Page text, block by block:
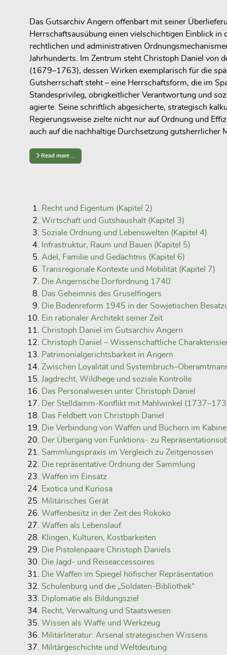
Das Gutsarchiv Angern offenbart mit seiner
Herrschaftsausübung einen vielschichtigen Einblick in
rechtlichen und administrativen
Jahrhunderts. Im Zentrum steht Christoph Daniel von
(1679–1763), dessen Wirken exemplarisch für die
Gutsherrschaft steht – eine Herrschaftsform, die im
Standesprivileg, obrigkeitlicher Verantwortung und
agierte. Seine schriftlich abgesicherte, strategisch
Regierungsweise zielte nicht nur auf Ordnung und
auch auf die nachhaltige Durchsetzung gutsherrlicher
Read more …
Recht und Eigentum (Kapitel 2)
Wirtschaft und Gutshaushalt (Kapitel 3)
Soziale Ordnung und Lebenswelten (Kapitel 4)
Infrastruktur, Raum und Bauen (Kapitel 5)
Adel, Familie und Gedächtnis (Kapitel 6)
Transregionale Kontexte und Mobilität (Kapitel 7)
Die Angernsche Dorfordnung 1740
Das Geheimnis des Gruselfingers
Die Bodenreform 1945 in der Sowjetischen
Ein rationaler Architekt seiner Zeit
Christoph Daniel im Gutsarchiv Angern
Christoph Daniel – Wissenschaftliche
Patrimonialgerichtsbarkeit in Angern
Zwischen Loyalität und
Jagdrecht, Wildhege und soziale Kontrolle
Das Personalwesen unter Christoph Daniel
Der Stelldamm-Konflikt mit Mahlwinkel
Das Feldbett von Christoph Daniel
Die Verbindung von Waffen und Büchern im
Der Übergang von Funktions- zu
Sammlungspraxis im Vergleich zu Zeitgenossen
Die repräsentative Ordnung der Sammlung
Waffen im Einsatz
Exotica und Kuriosa
Militärisches Gerät
Waffenbesitz in der Zeit des Rokoko
Waffen als Lebenslauf
Klingen, Kulturen, Kostbarkeiten
Die Pistolenpaare Christoph Daniels
Die Jagd- und Reiseaccessoires
Die Waffen im Spiegel höfischer Repräsentation
Schulenburg und die „Soldaten-Bibliothek“
Diplomatie als Bildungsziel
Recht, Verwaltung und Staatswesen
Wissen als Waffe und Werkzeug
Militärliteratur: Arsenal strategischen Wissens
Militärgeschichte und Weltdeutung